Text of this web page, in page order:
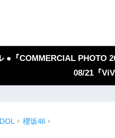
●『COMMERCIAL PHOTO
08/21『
櫻坂46